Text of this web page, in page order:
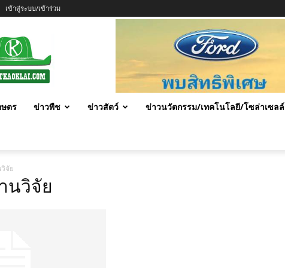
เข้าสู่ระบบ/เข้าร่วม
ษตร ข่าวพืช ข่าวสัตว์ ข่าวนวัตกรรม/เทคโนโลยี/โซล่าเซลล์
จัย
นวิจัย